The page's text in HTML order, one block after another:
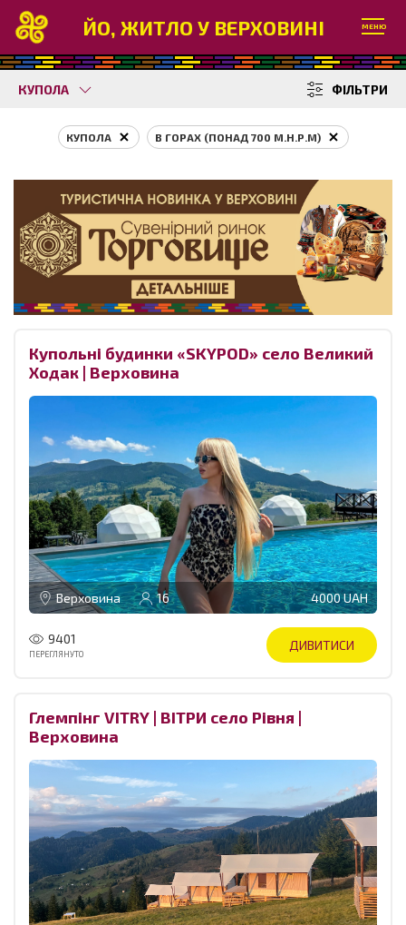
ЙО, ЖИТЛО У ВЕРХОВИНІ МЕНЮ
КУПОЛА ФІЛЬТРИ
КУПОЛА В ГОРАХ (ПОНАД 700 М.Н.Р.М)
Купольні будинки «SKYPOD» село Великий
Ходак | Верховина
Верховина 16 4000 UAH
9401
ПЕРЕГЛЯНУТО
ДИВИТИСИ
Глемпінг VITRY | ВІТРИ село Рівня |
Верховина